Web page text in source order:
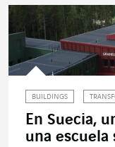
BUILDINGS
En Suecia,
una escuela